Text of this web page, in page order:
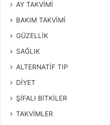
AY TAKVİMİ
BAKIM TAKVİMİ
GÜZELLİK
SAĞLIK
ALTERNATİF TIP
DİYET
ŞİFALI BİTKİLER
TAKVİMLER